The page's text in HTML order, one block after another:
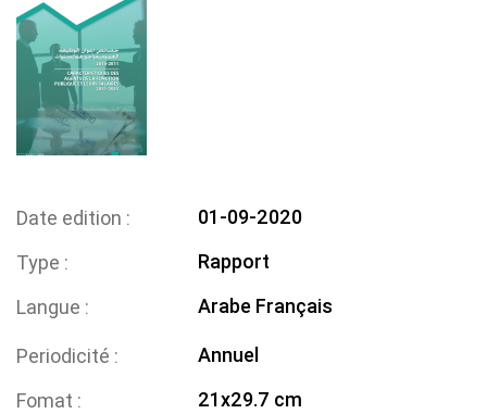
Date edition
01-09-2020
Type
Rapport
Langue
Arabe Français
Periodicité
Annuel
Fomat
21x29.7 cm